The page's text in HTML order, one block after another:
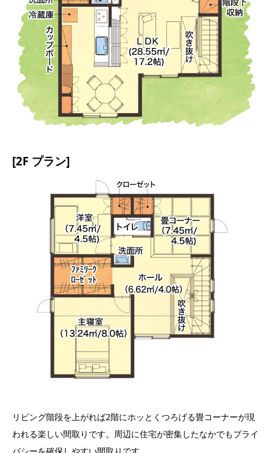
[2F プラン]
リビング階段を上がれば2階にホッとくつろげる畳コーナーが現
われる楽しい間取りです。周辺に住宅が密集したなかでもプライ